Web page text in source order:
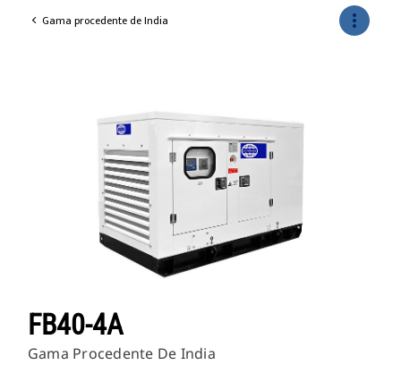
Gama procedente de India more_vert
FB40-4A
Gama Procedente De India